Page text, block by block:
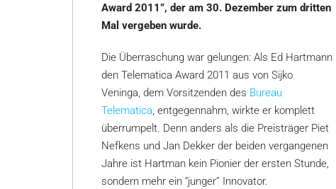
Award 2011”, der am 30. Dezember zum dritten
Mal vergeben wurde.
Die Überraschung war gelungen: Als Ed Hartmann
den Telematica Award 2011 aus von Sijko
Veninga, dem Vorsitzenden des Bureau
Telematica, entgegennahm, wirkte er komplett
überrumpelt. Denn anders als die Preisträger Piet
Nefkens und Jan Dekker der beiden vergangenen
Jahre ist Hartman kein Pionier der ersten Stunde,
sondern mehr ein “junger” Innovator.